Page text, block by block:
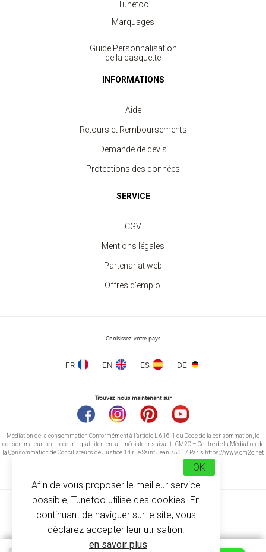
Casquette 6 Panneaux Enfant
à partir de 1.90 €
Tunetoo
Marquages
Guide Personnalisation
de la casquette
INFORMATIONS
Aide
Retours et Remboursements
Demande de devis
Protections des données
SERVICE
CGV
Mentions légales
Partenariat web
Offres d'emploi
Choisissez votre pays
FR EN ES DE
Trouvez nous maintenant sur
Médiation de la consommation Conformément à l’article L.616-1 du Code de la consommation, le
consommateur peut recourir gratuitement au médiateur suivant : CM2C – Centre de la Médiation de
la Consommation de Conciliateurs de Justice 14 rue Saint Jean 75017 Paris https://www.cm2c.net
© Copyright 2026-
Afin de vous proposer le meilleur service
possible, Tunetoo utilise des cookies. En
continuant de naviguer sur le site, vous
déclarez accepter leur utilisation.
en savoir plus
OK